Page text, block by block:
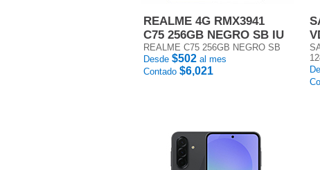
REALME 4G RMX3941
C75 256GB NEGRO SB IU
REALME C75 256GB NEGRO SB
Desde $502 al mes
Contado $6,021